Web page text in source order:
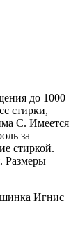
до 1000
стирки,
С. Имеется
за
стиркой.
Размеры
Игнис